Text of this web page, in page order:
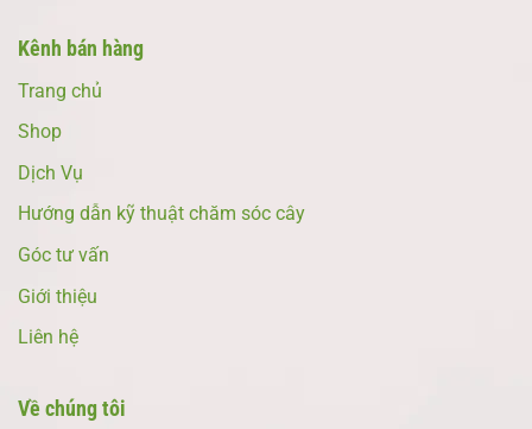
Kênh bán hàng
Trang chủ
Shop
Dịch Vụ
Hướng dẫn kỹ thuật chăm sóc cây
Góc tư vấn
Giới thiệu
Liên hệ
Về chúng tôi